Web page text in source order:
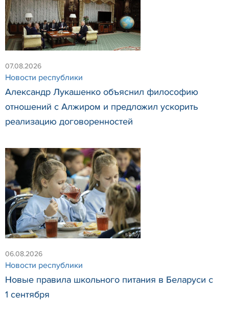
07.08.2026
Новости республики
Александр Лукашенко объяснил философию
отношений с Алжиром и предложил ускорить
реализацию договоренностей
06.08.2026
Новости республики
Новые правила школьного питания в Беларуси с
1 сентября